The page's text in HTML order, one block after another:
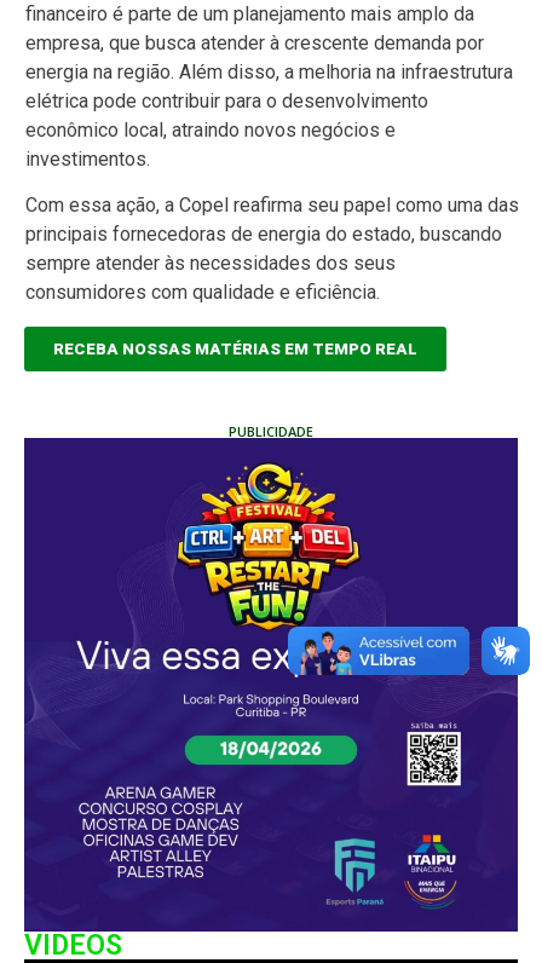
financeiro é parte de um planejamento mais amplo da
empresa, que busca atender à crescente demanda por
energia na região. Além disso, a melhoria na infraestrutura
elétrica pode contribuir para o desenvolvimento
econômico local, atraindo novos negócios e
investimentos.
Com essa ação, a Copel reafirma seu papel como uma das
principais fornecedoras de energia do estado, buscando
sempre atender às necessidades dos seus
consumidores com qualidade e eficiência.
RECEBA NOSSAS MATÉRIAS EM TEMPO REAL
PUBLICIDADE
VIDEOS